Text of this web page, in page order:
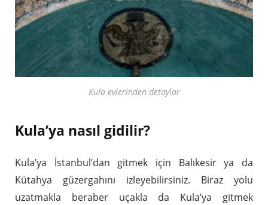
Kula evlerinden detaylar
Kula’ya nasıl gidilir?
Kula’ya İstanbul’dan gitmek için Balıkesir ya da
Kütahya güzergahını izleyebilirsiniz. Biraz yolu
uzatmakla beraber uçakla da Kula’ya gitmek